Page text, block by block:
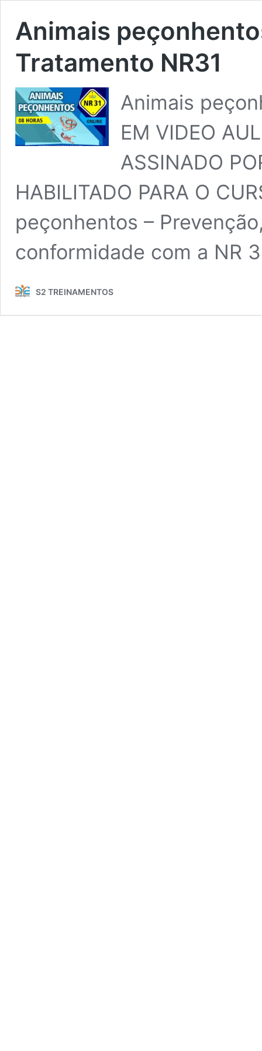
Animais
Tratamento NR31
Animais
EM VIDEO
ASSINADO
HABILITADO PARA O
peçonhentos –
conformidade com a NR
S2 TREINAMENTOS